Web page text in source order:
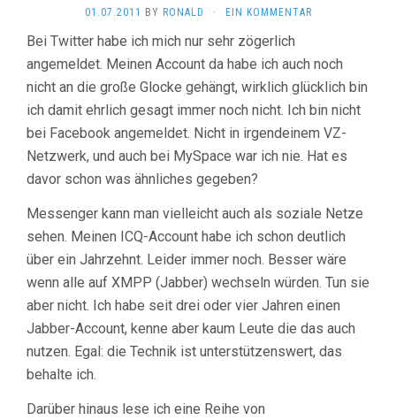
01.07.2011 BY RONALD · EIN KOMMENTAR
Bei Twitter habe ich mich nur sehr zögerlich
angemeldet. Meinen Account da habe ich auch noch
nicht an die große Glocke gehängt, wirklich glücklich bin
ich damit ehrlich gesagt immer noch nicht. Ich bin nicht
bei Facebook angemeldet. Nicht in irgendeinem VZ-
Netzwerk, und auch bei MySpace war ich nie. Hat es
davor schon was ähnliches gegeben?
Messenger kann man vielleicht auch als soziale Netze
sehen. Meinen ICQ-Account habe ich schon deutlich
über ein Jahrzehnt. Leider immer noch. Besser wäre
wenn alle auf XMPP (Jabber) wechseln würden. Tun sie
aber nicht. Ich habe seit drei oder vier Jahren einen
Jabber-Account, kenne aber kaum Leute die das auch
nutzen. Egal: die Technik ist unterstützenswert, das
behalte ich.
Darüber hinaus lese ich eine Reihe von